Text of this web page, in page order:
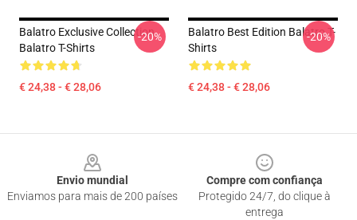
Balatro Exclusive Collection
Balatro T-Shirts
€ 24,38 - € 28,06
-20%
Balatro Best Edition Balatro T-
Shirts
€ 24,38 - € 28,06
-20%
Envio mundial
Enviamos para mais de 200 países
Compre com confiança
Protegido 24/7, do clique à
entrega